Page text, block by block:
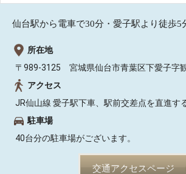
仙台駅から電車で30分・愛子駅より徒歩5
所在地
〒989-3125 宮城県仙台市青葉区下愛子字
アクセス
JR仙山線 愛子駅下車、駅前交差点を直進す
駐車場
40台分の駐車場がございます。
交通アクセスページ